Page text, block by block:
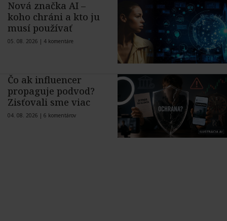
Nová značka AI –
koho chráni a kto ju
musí používať
05. 08. 2026 | 4 komentáre
Čo ak influencer
propaguje podvod?
Zisťovali sme viac
04. 08. 2026 | 6 komentárov